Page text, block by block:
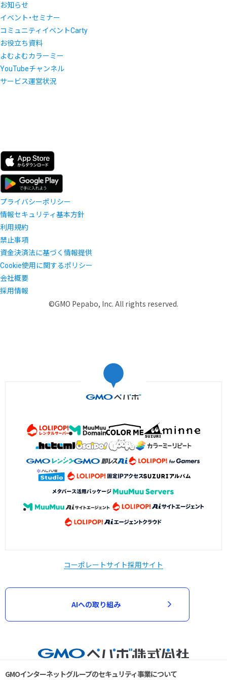
お知らせ
イベント・セミナー
コミュニティイベントCarty
お役立ち資料
よむよむカラーミー
YouTubeチャンネル
サービス運営状況
プライバシーポリシー
情報セキュリティ基本方針
利用規約
禁止事項
資金決済法に基づく情報提供
Cookie使用に関するポリシー
会社概要
採用情報
©GMO Pepabo, Inc. All rights reserved.
コーポレートサイト採用サイト
AIへの取り組み
GMOインターネットグループのセキュリティ事業について